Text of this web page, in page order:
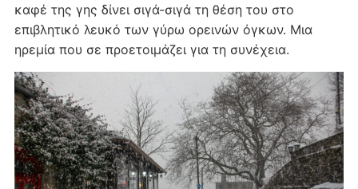
καφέ της γης δίνει σιγά-σιγά τη θέση του στο
επιβλητικό λευκό των γύρω ορεινών όγκων. Μια
ηρεμία που σε προετοιμάζει για τη συνέχεια.